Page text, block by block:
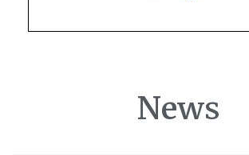
News